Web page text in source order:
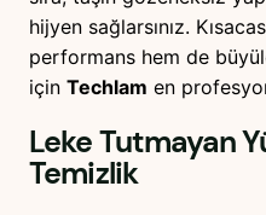
hijyen sağlarsınız.
performans hem de
için Techlam en
Leke Tutmayan
Temizlik